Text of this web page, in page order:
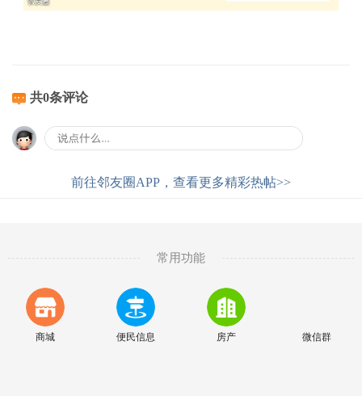
共0条评论
前往邻友圈APP，查看更多精彩热帖>>
常用功能
商城 便民信息 房产 微信群